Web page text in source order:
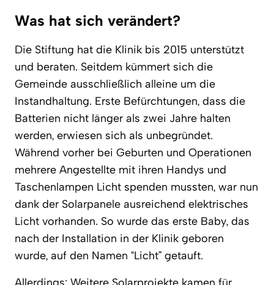
Was hat sich verändert?
Die Stiftung hat die Klinik bis 2015 unterstützt
und beraten. Seitdem kümmert sich die
Gemeinde ausschließlich alleine um die
Instandhaltung. Erste Befürchtungen, dass die
Batterien nicht länger als zwei Jahre halten
werden, erwiesen sich als unbegründet.
Während vorher bei Geburten und Operationen
mehrere Angestellte mit ihren Handys und
Taschenlampen Licht spenden mussten, war nun
dank der Solarpanele ausreichend elektrisches
Licht vorhanden. So wurde das erste Baby, das
nach der Installation in der Klinik geboren
wurde, auf den Namen “Licht” getauft.